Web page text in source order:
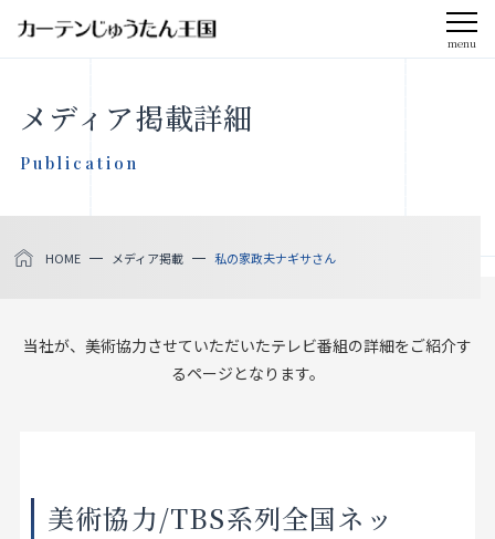
menu
会社案内
お知らせ
採用情報
店舗をさがす
メディア掲載詳細
Publication
HOME メディア掲載 私の家政夫ナギサさん
当社が、美術協力させていただいたテレビ番組の詳細をご紹介す
るページとなります。
美術協力/TBS系列全国ネッ